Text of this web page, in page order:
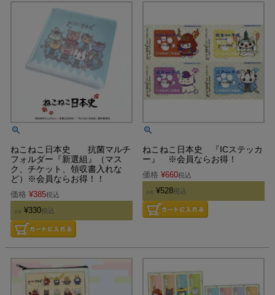
ねこねこ日本史 抗菌マルチ
フォルダー『新選組』（マス
ク、チケット、領収書入れな
ど）※会員ならお得！！
価格 ¥385税込
¥330税込
ねこねこ日本史 『ICステッカ
ー』 ※会員ならお得！
価格 ¥660税込
¥528税込